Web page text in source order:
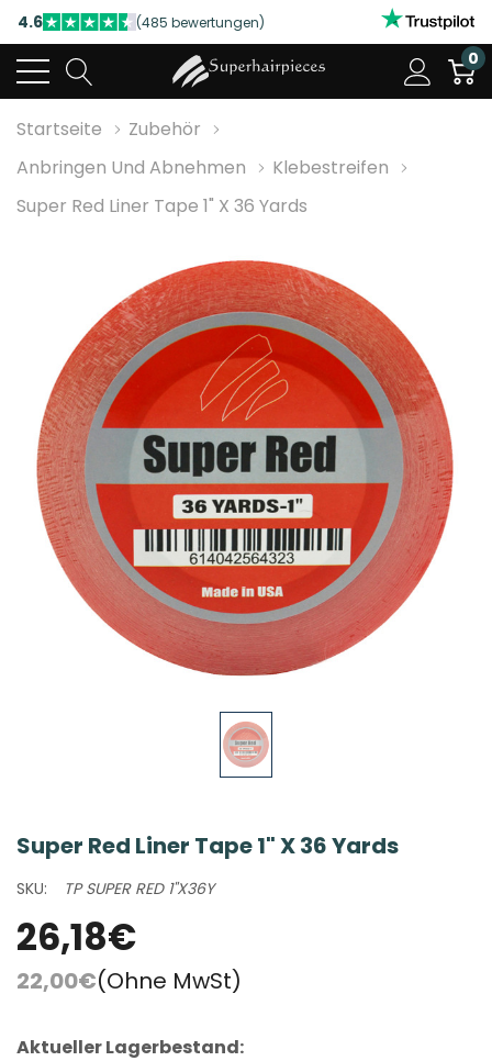
4.6 (485 bewertungen)
NUTZEN SIE UNSERE WILLKOMMENSRABATTE
4.6
(485 bewertungen)
0
Startseite
Zubehör
Anbringen Und Abnehmen
Klebestreifen
Super Red Liner Tape 1" X 36 Yards
Super Red Liner Tape 1" X 36 Yards
SKU: TP SUPER RED 1"X36Y
26,18€
22,00€(Ohne MwSt)
Aktueller Lagerbestand: